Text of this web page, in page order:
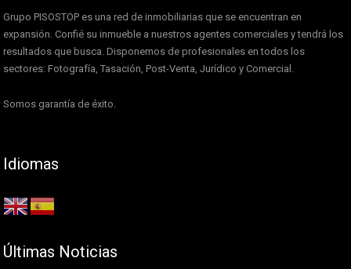
Grupo PISOSTOP es una red de inmobiliarias que se encuentran en
expansión. Confié su inmueble a nuestros agentes comerciales y tendrá los
resultados que busca. Disponemos de profesionales en todos los
sectores: Fotografía, Tasación, Post-Venta, Jurídico y Comercial.
Somos garantía de éxito.
Idiomas
Últimas Noticias